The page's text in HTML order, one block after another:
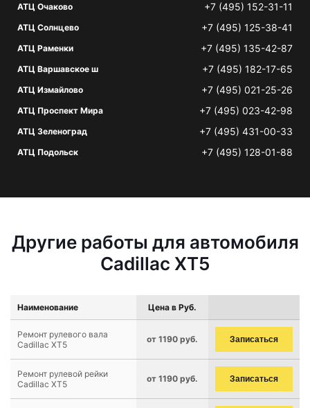
АТЦ Очаково +7 (495) 152-31-11
АТЦ Солнцево +7 (495) 125-38-41
АТЦ Раменки +7 (495) 135-42-87
АТЦ Варшавское ш +7 (495) 182-17-65
АТЦ Измайлово +7 (495) 021-25-26
АТЦ Проспект Мира +7 (495) 023-42-98
АТЦ Зеленоград +7 (495) 431-00-33
АТЦ Подольск +7 (495) 128-01-88
Другие работы для автомобиля
Cadillac XT5
Наименование Цена в Руб.
Ремонт рулевого вала
Cadillac XT5
от 1190 руб. Записаться
Ремонт рулевой рейки
Cadillac XT5
от 1190 руб. Записаться